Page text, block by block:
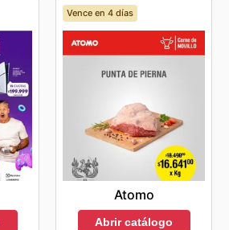
Vence en 4 días
Atomo
Abrir catálogo